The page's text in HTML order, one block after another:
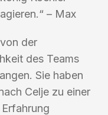
– Max
der
des Teams
Sie haben
Celje zu einer